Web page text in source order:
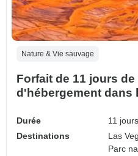
Nature & Vie sauvage
Forfait de 11 jours
d'hébergement dans
Californie
Durée
11 jours
Destinations
Las
Parc